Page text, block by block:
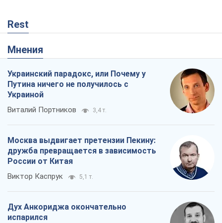
Rest
Мнения
Украинский парадокс, или Почему у
Путина ничего не получилось с
Украиной
Виталий Портников 3,4 т.
Москва выдвигает претензии Пекину:
дружба превращается в зависимость
России от Китая
Виктор Каспрук 5,1 т.
Дух Анкориджа окончательно
испарился